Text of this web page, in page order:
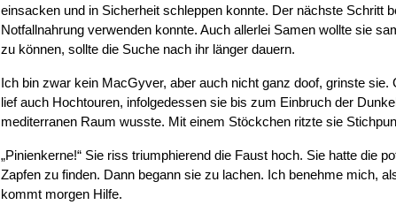
einsacken und in Sicherheit schleppen konnte. Der nächste Schritt
Notfallnahrung verwenden konnte. Auch allerlei Samen wollte sie
zu können, sollte die Suche nach ihr länger dauern.
Ich bin zwar kein MacGyver, aber auch nicht ganz doof, grinste
lief auch Hochtouren, infolgedessen sie bis zum Einbruch der
mediterranen Raum wusste. Mit einem Stöckchen ritzte sie
„Pinienkerne!“ Sie riss triumphierend die Faust hoch. Sie hatte die
Zapfen zu finden. Dann begann sie zu lachen. Ich benehme mich,
kommt morgen Hilfe.